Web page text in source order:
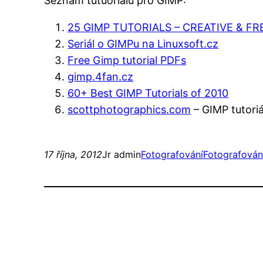
25 GIMP TUTORIALS – CREATIVE &
Seriál o GIMPu na Linuxsoft.cz
Free Gimp tutorial PDFs
gimp.4fan.cz
60+ Best GIMP Tutorials of 2010
scottphotographics.com – GIMP
17 října, 2012Jr adminFotografování